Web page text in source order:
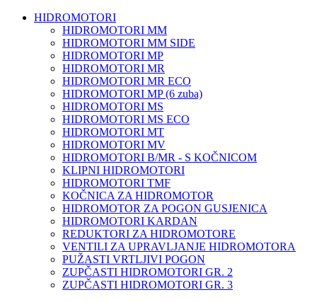
HIDROMOTORI
HIDROMOTORI MM
HIDROMOTORI MM SIDE
HIDROMOTORI MP
HIDROMOTORI MR
HIDROMOTORI MR ECO
HIDROMOTORI MP (6 zuba)
HIDROMOTORI MS
HIDROMOTORI MS ECO
HIDROMOTORI MT
HIDROMOTORI MV
HIDROMOTORI B/MR - S KOČNICOM
KLIPNI HIDROMOTORI
HIDROMOTORI TMF
KOČNICA ZA HIDROMOTOR
HIDROMOTOR ZA POGON GUSJENICA
HIDROMOTORI KARDAN
REDUKTORI ZA HIDROMOTORE
VENTILI ZA UPRAVLJANJE HIDROMOTORA
PUŽASTI VRTLJIVI POGON
ZUPČASTI HIDROMOTORI GR. 2
ZUPČASTI HIDROMOTORI GR. 3